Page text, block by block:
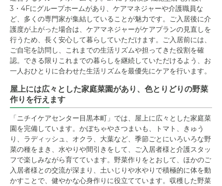
3・4Fにグループホームがあり、ケアマネジャーや介護職員な
ど、多くの専門家が集結していることが魅力です。ご入居後に介
護度が上がった場合は、ケアマネジャーがケアプランの見直しを
行うため、長く安心して暮らしていただけます。ご入居前には、
ご自宅を訪問し、これまでの生活リズムや担ってきた役割を確
認。できる限りこれまでの暮らしを継続していただけるよう、お
一人おひとりに合わせた生活リズムを最優先にケアを行います。
屋上には広々とした家庭菜園があり、色とりどりの野菜
作りを行えます
「ニチイケアセンター目黒本町」では、屋上に広々とした家庭菜
園を完備しています。かぼちゃやさつまいも、トマト、きゅう
り、ラディッシュ、オクラ、大葉など、季節ごとにいろいろな野
菜の種をまき、水やりや間引きをして、ご入居者様と介護スタッ
フで楽しみながら育てています。野菜作りをとおして、ほかのご
入居者様との交流が深まり、土いじりや水やりで積極的に体を動
かすことで、健やかな心身作りに役立てています。収穫した野菜